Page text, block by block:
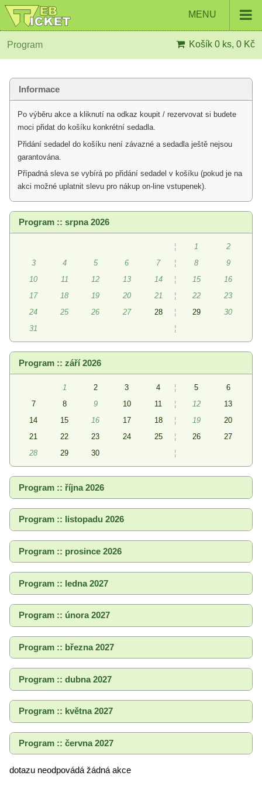
MENU
Program Košík 0 ks, 0 Kč
Informace
Po výběru akce a kliknutí na odkaz koupit / rezervovat si budete
moci přidat do košíku konkrétní sedadla.
Přidání sedadel do košíku není závazné a sedadla ještě nejsou
garantována.
Případná sleva se vybírá po přidání sedadel v košíku (pokud je na
akci možné uplatnit slevu pro nákup on-line vstupenek).
Program :: srpna 2026
¦ 1
2
3
4 5 6 7 ¦ 8
9
10
11 12 13 14 ¦ 15
16
17
18 19 20 21 ¦ 22
23
24
25 26 27 28 ¦ 29
30
31
¦
Program :: září 2026
1 2 3 4 ¦ 5
6
7
8 9 10 11 ¦ 12
13
14
15 16 17 18 ¦ 19
20
21
22 23 24 25 ¦ 26
27
28
29 30 ¦
Program :: října 2026
Program :: listopadu 2026
Program :: prosince 2026
Program :: ledna 2027
Program :: února 2027
Program :: března 2027
Program :: dubna 2027
Program :: května 2027
Program :: června 2027
dotazu neodpovádá žádná akce